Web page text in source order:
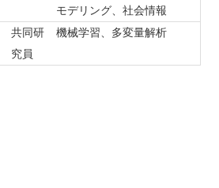
モデリング、社会情報
共同研
究員
機械学習、多変量解析